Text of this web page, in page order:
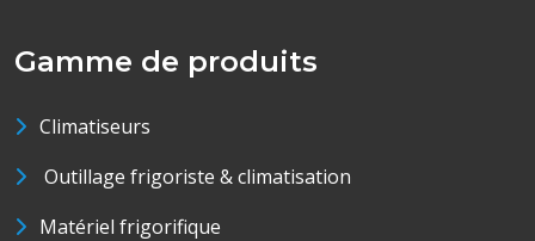
Gamme de produits
Climatiseurs
Outillage frigoriste & climatisation
Matériel frigorifique